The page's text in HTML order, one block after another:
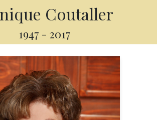
Coutaller
1947 - 2017